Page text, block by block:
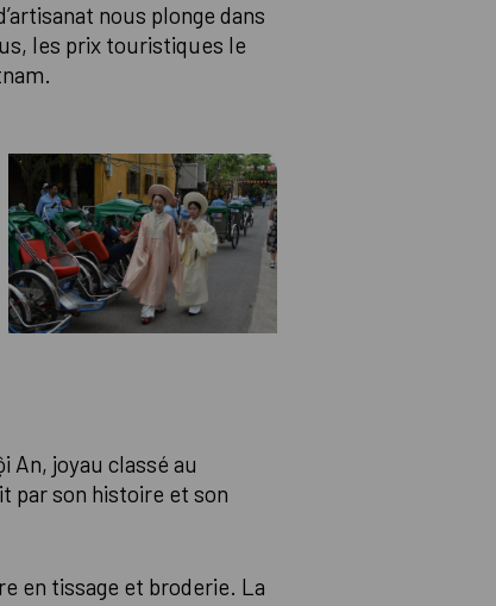
nous plonge dans
les prix touristiques le
An, joyau classé au
par son histoire et son
en tissage et broderie. La